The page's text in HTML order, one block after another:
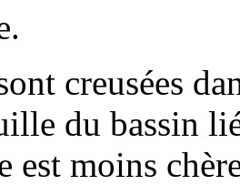
creusées
du bassin
est moins